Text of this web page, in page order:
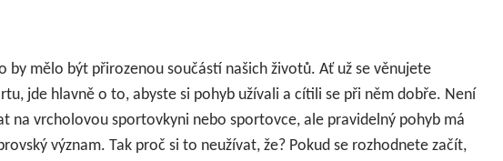
by mělo být přirozenou součástí našich životů. Ať už se věnujete
jde hlavně o to, abyste si pohyb užívali a cítili se při něm dobře. Není
na vrcholovou sportovkyni nebo sportovce, ale pravidelný pohyb má
význam. Tak proč si to neužívat, že? Pokud se rozhodnete začít,